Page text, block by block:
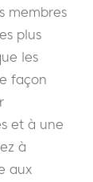
membres
plus
les
façon
et à une
à
aux